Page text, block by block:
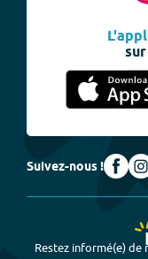
Suivez-nous !
Restez informé(e) de